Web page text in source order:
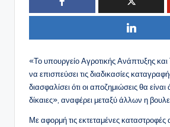
«Το υπουργείο Αγροτικής Ανάπτυξης και
να επισπεύσει τις διαδικασίες
διασφαλίσει ότι οι αποζημιώσεις θα
δίκαιες», αναφέρει μεταξύ άλλων η
Με αφορμή τις εκτεταμένες καταστροφές